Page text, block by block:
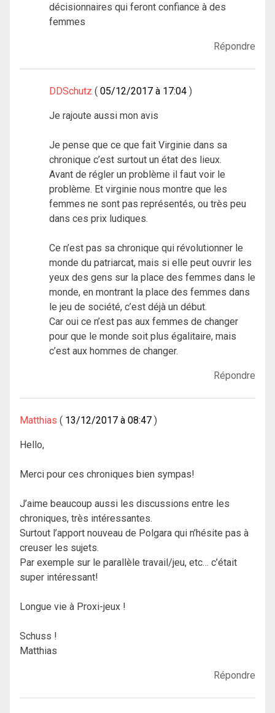
décisionnaires qui feront confiance à des
femmes
Répondre
DDSchutz 05/12/2017 à 17:04
Je rajoute aussi mon avis
Je pense que ce que fait Virginie dans sa
chronique c’est surtout un état des lieux.
Avant de régler un problème il faut voir le
problème. Et virginie nous montre que les
femmes ne sont pas représentés, ou très peu
dans ces prix ludiques.
Ce n’est pas sa chronique qui révolutionner le
monde du patriarcat, mais si elle peut ouvrir les
yeux des gens sur la place des femmes dans le
monde, en montrant la place des femmes dans
le jeu de société, c’est déjà un début.
Car oui ce n’est pas aux femmes de changer
pour que le monde soit plus égalitaire, mais
c’est aux hommes de changer.
Répondre
Matthias 13/12/2017 à 08:47
Hello,
Merci pour ces chroniques bien sympas!
J’aime beaucoup aussi les discussions entre les
chroniques, très intéressantes.
Surtout l’apport nouveau de Polgara qui n’hésite pas à
creuser les sujets.
Par exemple sur le parallèle travail/jeu, etc… c’était
super intéressant!
Longue vie à Proxi-jeux !
Schuss !
Matthias
Répondre